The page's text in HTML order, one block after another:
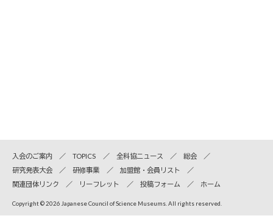
入会のご案内 TOPICS 全科協ニュース
総会
研究発表大会
研修事業
加盟館・会員リスト
関連団体リンク
リーフレット 投稿フォーム ホーム
Copyright © 2026 Japanese Council of Science Museums. All rights reserved.